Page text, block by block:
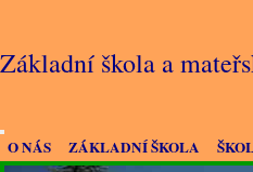
O NÁS ZÁKLADNÍ ŠKOLA
Základní škola a